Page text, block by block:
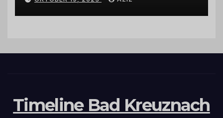
Hermeskeil am Labachweg
Timeline Bad Kreuznach